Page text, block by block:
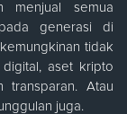
menjual semua
generasi di
tidak
aset kripto
Atau
juga.